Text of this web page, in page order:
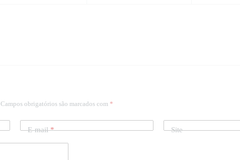
Campos obrigatórios são marcados com *
E-mail* Site